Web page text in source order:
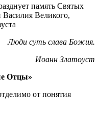
память Святых
Василия Великого,
Люди суть слава Божия.
Иоанн Златоуст
Отцы»
от понятия